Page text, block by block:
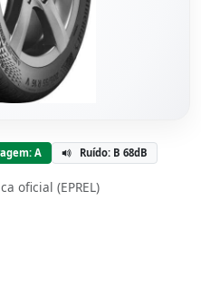
A Ruído: B 68dB
oficial (EPREL)